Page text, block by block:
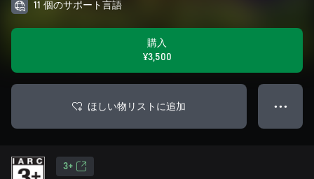
11 個のサポート言語
購入
¥3,500
ほしい物リストに追加 ● ● ●
3+